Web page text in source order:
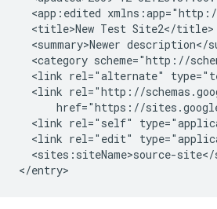
<app:edited
  <title>
New Test Site2</title>
  <summary>
Newer description</
<category scheme="http://
<link rel="alternate"
<link rel="http://
href="https://
<link rel="self"
<link rel="edit"
  <sites:siteName>
source-site</